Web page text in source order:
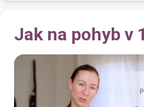
Jak na pohyb v